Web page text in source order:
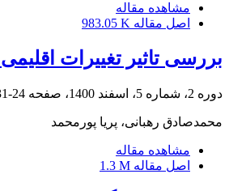
مشاهده مقاله
اصل مقاله 983.05 K
بررسی تاثیر تغییرات اقلیمی
دوره 2، شماره 5، اسفند 1400، صفحه 24-31
محمدصادق رهبانی، پریا پورمحمد
مشاهده مقاله
اصل مقاله 1.3 M